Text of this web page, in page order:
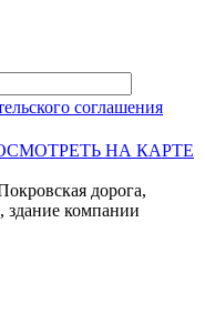
соглашения
НА КАРТЕ
дорога,
здание компании